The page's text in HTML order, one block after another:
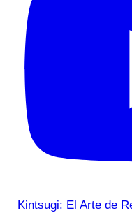
Kintsugi: El Arte de